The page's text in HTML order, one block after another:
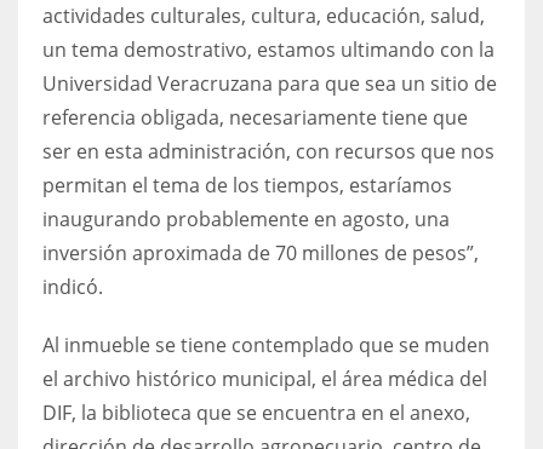
actividades culturales, cultura, educación, salud,
un tema demostrativo, estamos ultimando con la
Universidad Veracruzana para que sea un sitio de
referencia obligada, necesariamente tiene que
ser en esta administración, con recursos que nos
permitan el tema de los tiempos, estaríamos
inaugurando probablemente en agosto, una
inversión aproximada de 70 millones de pesos”,
indicó.
Al inmueble se tiene contemplado que se muden
el archivo histórico municipal, el área médica del
DIF, la biblioteca que se encuentra en el anexo,